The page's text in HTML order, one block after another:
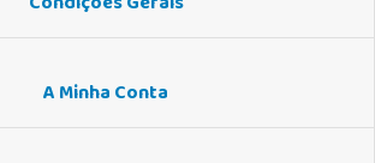
A Minha Conta